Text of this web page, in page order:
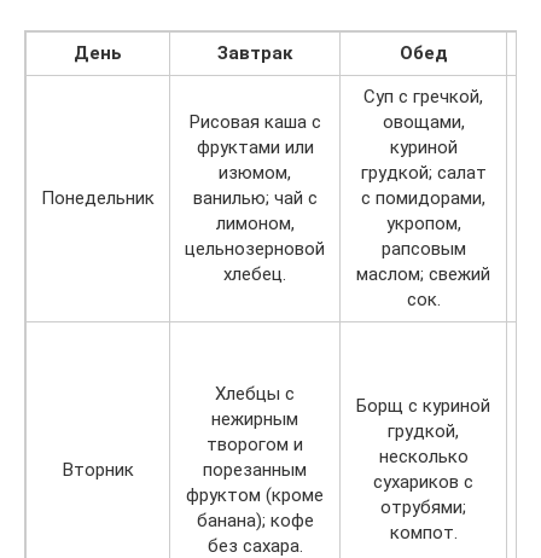
День Завтрак Обед
Понедельник
Рисовая каша с
фруктами или
изюмом,
ванилью; чай с
лимоном,
цельнозерновой
хлебец.
Суп с гречкой,
овощами,
куриной
грудкой; салат
с помидорами,
укропом,
рапсовым
маслом; свежий
сок.
Вторник
Хлебцы с
нежирным
творогом и
порезанным
фруктом (кроме
банана); кофе
без сахара.
Борщ с куриной
грудкой,
несколько
сухариков с
отрубями;
компот.